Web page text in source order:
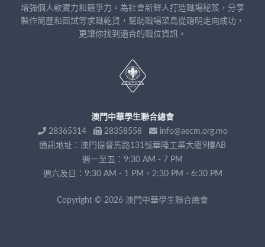
增強個人軟實力和競爭力。為社會新鮮人打造職場秘笈，分享
製作簡歷和面試等求職乾貨，幫助職場菜鳥從聰明走向成功，
更讓你找到適合的職位資訊。
澳門中華學生聯合總會
28365314
28358558
info@aecm.org.mo
通訊地址：澳門提督馬路131號華隆工業大廈9樓AB
週一至五：9:30 AM - 7 PM
週六及日：9:30 AM - 1 PM，2:30 PM - 6:30 PM
Copyright © 2026 澳門中華學生聯合總會